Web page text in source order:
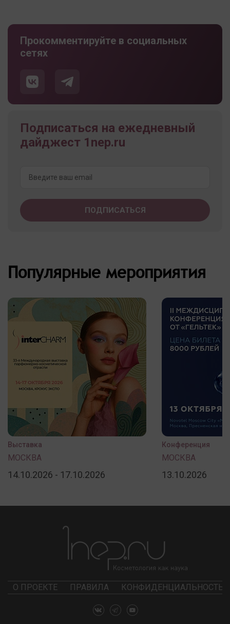
Прокомментируйте в социальных
сетях
Подписаться на ежедневный
дайджест 1nep.ru
Популярные мероприятия
Выставка
МОСКВА
14.10.2026 - 17.10.2026
Конференция
МОСКВА
13.10.2026
О ПРОЕКТЕ ПРАВИЛА КОНФИДЕНЦИАЛЬНОСТЬ